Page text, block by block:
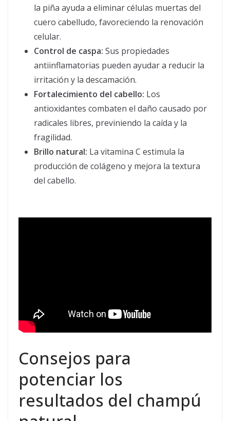
la piña ayuda a eliminar células muertas del
cuero cabelludo, favoreciendo la renovación
celular.
Control de caspa: Sus propiedades
antiinflamatorias pueden ayudar a reducir la
irritación y la descamación.
Fortalecimiento del cabello: Los
antioxidantes combaten el daño causado por
radicales libres, previniendo la caída y la
fragilidad.
Brillo natural: La vitamina C estimula la
producción de colágeno y mejora la textura
del cabello.
Consejos para
potenciar los
resultados del champú